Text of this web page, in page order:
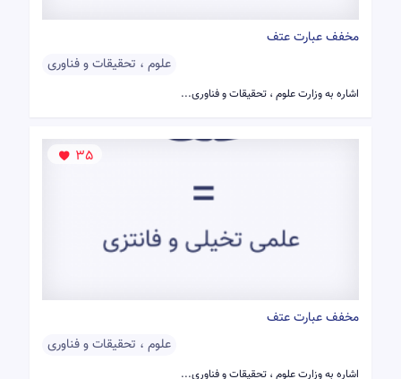
مخفف عبارت عتف
علوم ، تحقیقات و فناوری
اشاره به وزارت علوم ، تحقیقات و فناوری...
35
مخفف عبارت عتف
علوم ، تحقیقات و فناوری
اشاره به وزارت علوم ، تحقیقات و فناوری...